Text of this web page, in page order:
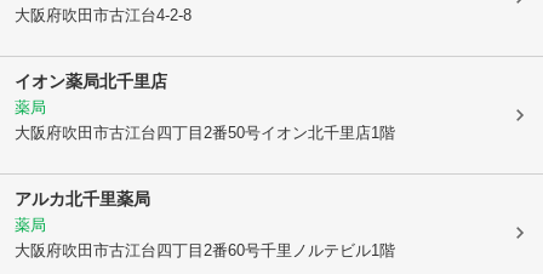
大阪府吹田市古江台4-2-8
イオン薬局北千里店
薬局
大阪府吹田市古江台四丁目2番50号イオン北千里店1階
アルカ北千里薬局
薬局
大阪府吹田市古江台四丁目2番60号千里ノルテビル1階